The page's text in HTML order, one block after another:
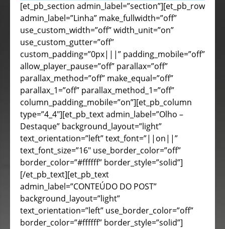
[et_pb_section admin_label=”section”][et_pb_row
admin_label=”Linha” make_fullwidth=”off”
use_custom_width=”off” width_unit=”on”
use_custom_gutter=”off”
custom_padding=”0px|||” padding_mobile=”off”
allow_player_pause=”off” parallax=”off”
parallax_method=”off” make_equal=”off”
parallax_1=”off” parallax_method_1=”off”
column_padding_mobile=”on”][et_pb_column
type=”4_4″][et_pb_text admin_label=”Olho –
Destaque” background_layout=”light”
text_orientation=”left” text_font=”||on||”
text_font_size=”16″ use_border_color=”off”
border_color=”#ffffff” border_style=”solid”]
[/et_pb_text][et_pb_text
admin_label=”CONTEÚDO DO POST”
background_layout=”light”
text_orientation=”left” use_border_color=”off”
border_color=”#ffffff” border_style=”solid”]